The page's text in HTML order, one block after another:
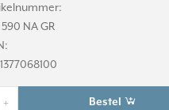
NA GR
+ Bestel